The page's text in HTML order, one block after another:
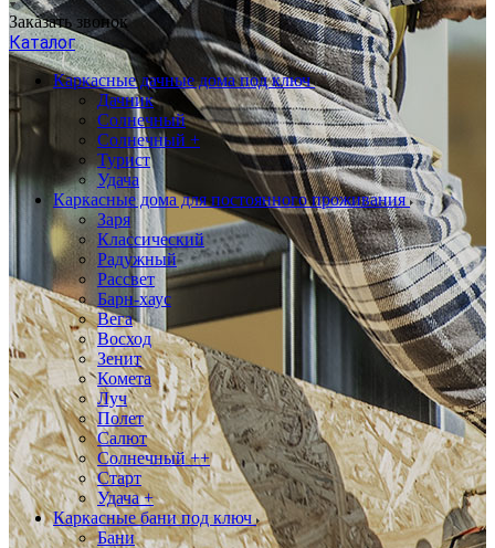
Заказать звонок
Каталог
Каркасные дачные дома под ключ
Дачник
Солнечный
Солнечный +
Турист
Удача
Каркасные дома для постоянного проживания
Заря
Классический
Радужный
Рассвет
Барн-хаус
Вега
Восход
Зенит
Комета
Луч
Полет
Салют
Солнечный ++
Старт
Удача +
Каркасные бани под ключ
Бани